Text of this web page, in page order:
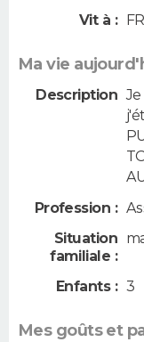
Vit à :
Ma vie
Description
Profession :
Situation
familiale :
Enfants : 3
Mes goûts et